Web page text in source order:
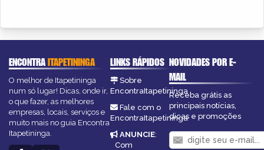
ENCONTRAITAPETININGA
O melhor de Itapetininga
num só lugar! Dicas, onde ir,
o que fazer, as melhores
empresas, locais, serviços e
muito mais no guia Encontra
Itapetininga.
LINKS RÁPIDOS
Sobre
EncontraItapetininga
Fale com o
EncontraItapetininga
ANUNCIE:
Com
NOVIDADES POR E-
MAIL
Receba grátis as
principais notícias,
dicas e promoções